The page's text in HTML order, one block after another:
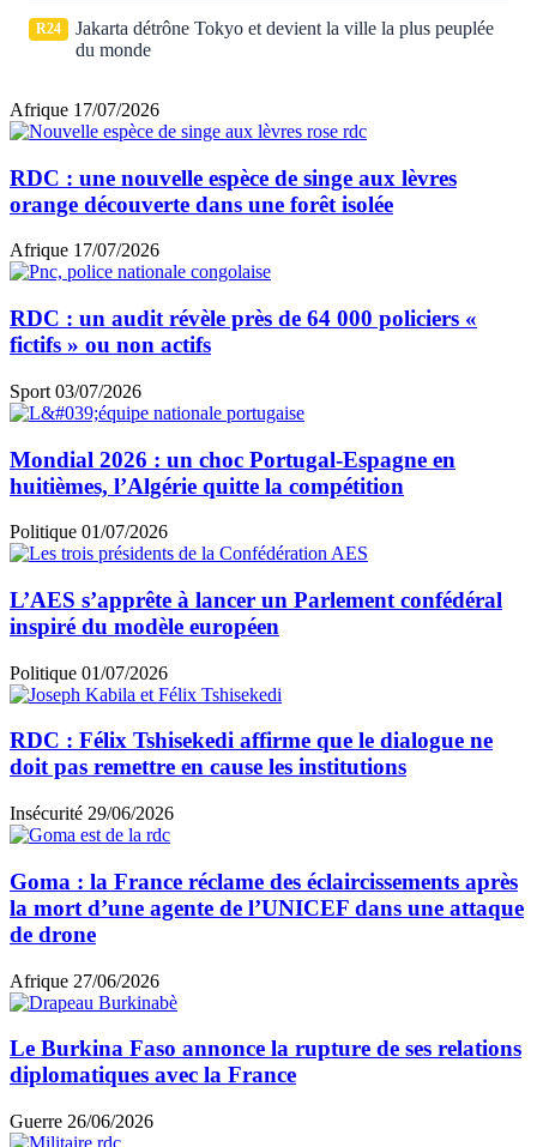
R24
Jakarta détrône Tokyo et devient la ville la plus peuplée
du monde
Afrique 17/07/2026
RDC : une nouvelle espèce de singe aux lèvres
orange découverte dans une forêt isolée
Afrique 17/07/2026
RDC : un audit révèle près de 64 000 policiers «
fictifs » ou non actifs
Sport 03/07/2026
Mondial 2026 : un choc Portugal-Espagne en
huitièmes, l’Algérie quitte la compétition
Politique 01/07/2026
L’AES s’apprête à lancer un Parlement confédéral
inspiré du modèle européen
Politique 01/07/2026
RDC : Félix Tshisekedi affirme que le dialogue ne
doit pas remettre en cause les institutions
Insécurité 29/06/2026
Goma : la France réclame des éclaircissements après
la mort d’une agente de l’UNICEF dans une attaque
de drone
Afrique 27/06/2026
Le Burkina Faso annonce la rupture de ses relations
diplomatiques avec la France
Guerre 26/06/2026